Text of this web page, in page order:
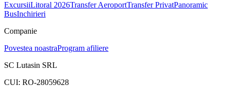
ExcursiiLitoral 2026Transfer AeroportTransfer PrivatPanoramic
BusInchirieri
Companie
Povestea noastraProgram afiliere
SC Lutasin SRL
CUI: RO-28059628